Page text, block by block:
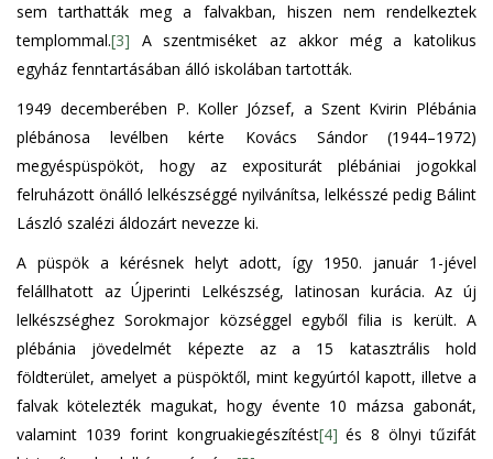
sem tarthatták meg a falvakban, hiszen nem rendelkeztek
templommal.[3] A szentmiséket az akkor még a katolikus
egyház fenntartásában álló iskolában tartották.
1949 decemberében P. Koller József, a Szent Kvirin Plébánia
plébánosa levélben kérte Kovács Sándor (1944–1972)
megyéspüspököt, hogy az expositurát plébániai jogokkal
felruházott önálló lelkészséggé nyilvánítsa, lelkésszé pedig Bálint
László szalézi áldozárt nevezze ki.
A püspök a kérésnek helyt adott, így 1950. január 1-jével
felállhatott az Újperinti Lelkészség, latinosan kurácia. Az új
lelkészséghez Sorokmajor községgel egyből filia is került. A
plébánia jövedelmét képezte az a 15 katasztrális hold
földterület, amelyet a püspöktől, mint kegyúrtól kapott, illetve a
falvak kötelezték magukat, hogy évente 10 mázsa gabonát,
valamint 1039 forint kongruakiegészítést[4] és 8 ölnyi tűzifát